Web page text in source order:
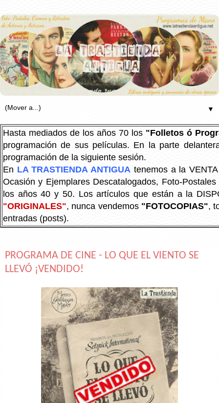
▼
Hasta mediados de los años 70 los "Folletos ó
programación de sus películas. En la parte
programación de la siguiente sesión.
En LA TRASTIENDA ANTIGUA tenemos a la
Ocasión y Ejemplares Descatalogados, Foto-
los años 40 y 50. Los artículos que están a la
"ORIGINALES", nunca vendemos "FOTOCOPIAS",
entradas (posts).
PROGRAMA DE CINE - LO QUE EL VIENTO SE
LLEVÓ ¡VENDIDO!